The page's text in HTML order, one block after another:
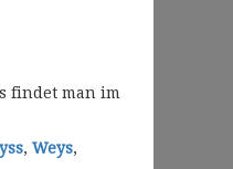
findet man im
, Weys,